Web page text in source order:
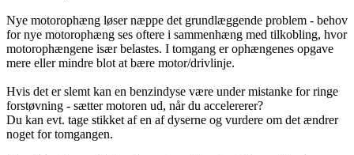
Nye motorophæng løser næppe det grundlæggende problem - behov
for nye motorophæng ses oftere i sammenhæng med tilkobling, hvor
motorophængene især belastes. I tomgang er ophængenes opgave
mere eller mindre blot at bære motor/drivlinje.
Hvis det er slemt kan en benzindyse være under mistanke for ringe
forstøvning - sætter motoren ud, når du accelererer?
Du kan evt. tage stikket af en af dyserne og vurdere om det ændrer
noget for tomgangen.